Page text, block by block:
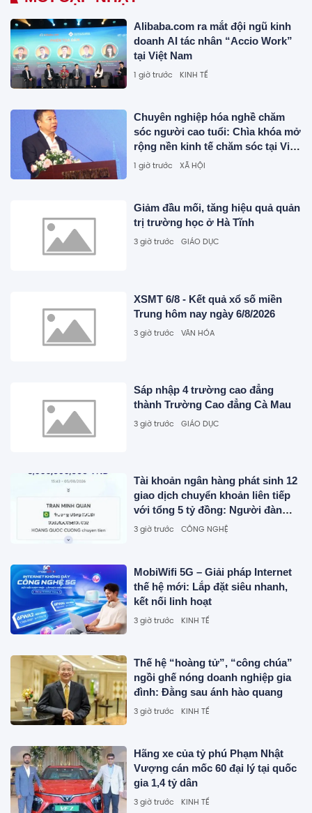
Alibaba.com ra mắt đội ngũ kinh
doanh AI tác nhân “Accio Work”
tại Việt Nam
1 giờ trước KINH TẾ
Chuyên nghiệp hóa nghề chăm
sóc người cao tuổi: Chìa khóa mở
rộng nền kinh tế chăm sóc tại Việt
Nam
1 giờ trước XÃ HỘI
Giảm đầu mối, tăng hiệu quả quản
trị trường học ở Hà Tĩnh
3 giờ trước GIÁO DỤC
XSMT 6/8 - Kết quả xổ số miền
Trung hôm nay ngày 6/8/2026
3 giờ trước VĂN HÓA
Sáp nhập 4 trường cao đẳng
thành Trường Cao đẳng Cà Mau
3 giờ trước GIÁO DỤC
Tài khoản ngân hàng phát sinh 12
giao dịch chuyển khoản liên tiếp
với tổng 5 tỷ đồng: Người đàn
ông được công an mời làm việc
3 giờ trước CÔNG NGHỆ
MobiWifi 5G – Giải pháp Internet
thế hệ mới: Lắp đặt siêu nhanh,
kết nối linh hoạt
3 giờ trước KINH TẾ
Thế hệ “hoàng tử”, “công chúa”
ngồi ghế nóng doanh nghiệp gia
đình: Đằng sau ánh hào quang
3 giờ trước KINH TẾ
Hãng xe của tỷ phú Phạm Nhật
Vượng cán mốc 60 đại lý tại quốc
gia 1,4 tỷ dân
3 giờ trước KINH TẾ